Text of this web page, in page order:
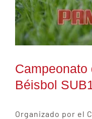
Campeonato
Béisbol
Organizado por el